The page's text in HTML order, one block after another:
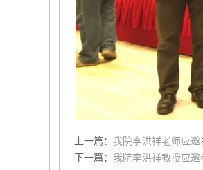
上一篇： 我院李洪祥老师应
下一篇： 我院李洪祥教授应